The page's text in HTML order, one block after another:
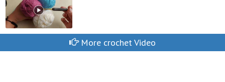
More crochet Video